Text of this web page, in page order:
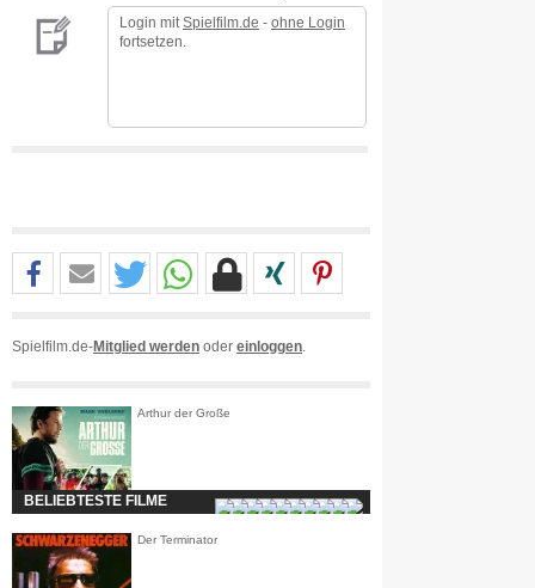
Login mit Spielfilm.de - ohne Login
fortsetzen.
Spielfilm.de-Mitglied werden oder einloggen
Arthur der Große
BELIEBTESTE FILME
Der Terminator